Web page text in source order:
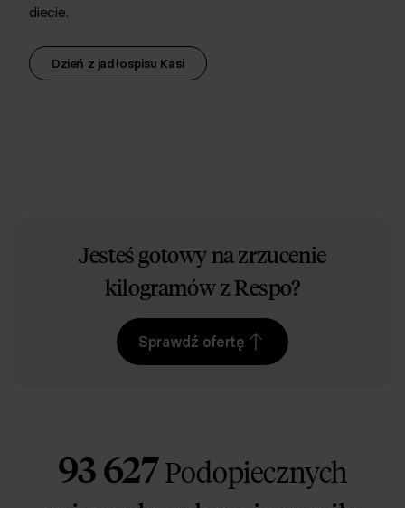
odpowiedź do
Priorytetowe odpowiedzi od dietetyka (
diecie.
Dzień z jadłospisu Kasi
Jesteś gotowy na zrzucenie
kilogramów z Respo?
Sprawdź ofertę
93 627Podopiecznych